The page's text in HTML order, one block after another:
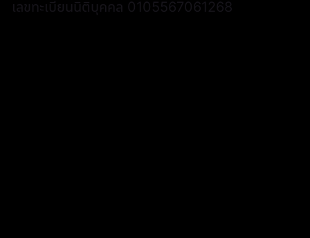
เลขทะเบียนนิติบุคคล 0105567061268